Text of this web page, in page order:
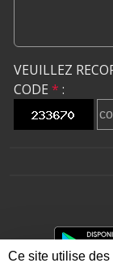
VEUILLEZ
CODE * :
Ce site utilise